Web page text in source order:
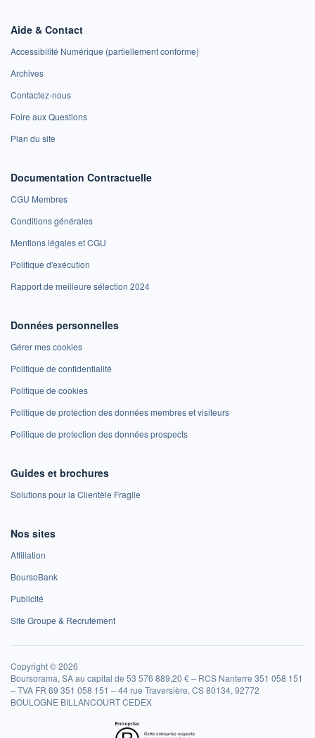
Aide & Contact
Accessibilité Numérique (partiellement conforme)
Archives
Contactez-nous
Foire aux Questions
Plan du site
Documentation Contractuelle
CGU Membres
Conditions générales
Mentions légales et CGU
Politique d'exécution
Rapport de meilleure sélection 2024
Données personnelles
Gérer mes cookies
Politique de confidentialité
Politique de cookies
Politique de protection des données membres et visiteurs
Politique de protection des données prospects
Guides et brochures
Solutions pour la Clientèle Fragile
Nos sites
Affiliation
BoursoBank
Publicité
Site Groupe & Recrutement
Copyright © 2026
Boursorama, SA au capital de 53 576 889,20 € – RCS Nanterre 351 058 151
– TVA FR 69 351 058 151 – 44 rue Traversière, CS 80134, 92772
BOULOGNE BILLANCOURT CEDEX